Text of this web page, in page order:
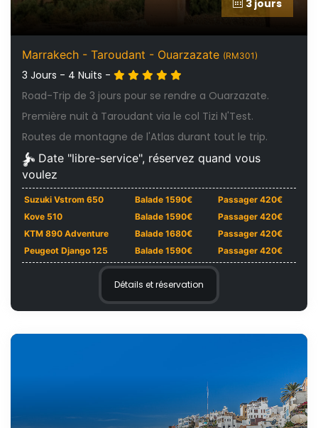
3 jours
Marrakech - Taroudant - Ouarzazate (RM301)
3 Jours - 4 Nuits -
Road-Trip de 3 jours pour se rendre a Ouarzazate.
Première nuit à Taroudant via le col Tizi N'Test.
Routes de montagne de l'Atlas durant tout le trip.
Date "libre-service", réservez quand vous
voulez
Suzuki Vstrom 650 Balade 1590€
Passager 420€
Kove 510
Balade 1590€
Passager 420€
KTM 890 Adventure
Balade 1680€
Passager 420€
Peugeot Django 125
Balade 1590€ Passager 420€
Détails et réservation